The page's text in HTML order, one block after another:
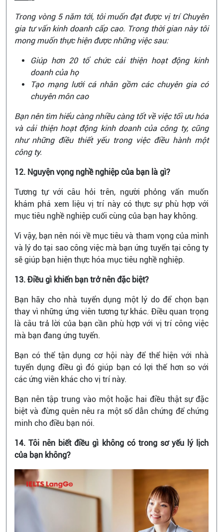
Trong vòng 5 năm tới, tôi muốn đạt được vị trí Chuyên
gia tư vấn kinh doanh cấp cao. Trong thời gian này tôi
mong muốn thực hiện được những việc sau:
Giúp hơn 20 tổ chức cải thiện hoạt động kinh
doanh của họ
Tạo mạng lưới cá nhân gồm các chuyên gia có
chuyên môn cao
Bạn nên tìm hiểu càng nhiều càng tốt về việc tối ưu hóa
và cải thiện hoạt động kinh doanh của công ty, cũng
như những điều thiết yếu trong việc điều hành một
công ty.
12. Nguyện vọng nghề nghiệp của bạn là gì?
Tương tự với câu hỏi trên, người phỏng vấn muốn
khám phá xem liệu vị trí này có thực sự phù hợp với
mục tiêu nghề nghiệp cuối cùng của bạn hay không.
Vì vậy, bạn nên nói về mục tiêu và tham vọng của mình
và lý do tại sao công việc mà bạn ứng tuyển tại công ty
sẽ giúp bạn hiện thực hóa mục tiêu nghề nghiệp.
13. Điều gì khiến bạn trở nên đặc biệt?
Bạn hãy cho nhà tuyển dụng một lý do để chọn bạn
thay vì những ứng viên tương tự khác. Điều quan trọng
là câu trả lời của bạn cần phù hợp với vị trí công việc
mà bạn đang ứng tuyển.
Bạn có thể tận dụng cơ hội này để thể hiện với nhà
tuyển dụng điều gì đó giúp bạn có lợi thế hơn so với
các ứng viên khác cho vị trí này.
Bạn nên tập trung vào một hoặc hai điều thật sự đặc
biệt và đừng quên nêu ra một số dẫn chứng để chứng
minh cho điều bạn nói.
14. Tôi nên biết điều gì không có trong sơ yếu lý lịch
của bạn không?